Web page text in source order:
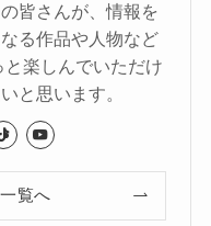
皆さんが、情報を
る作品や人物など
と楽しんでいただけ
と思います。
覧へ